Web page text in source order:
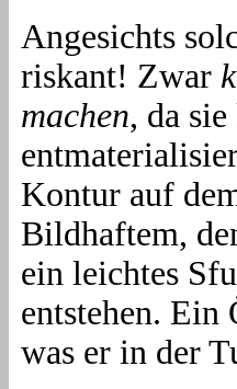
Angesichts
riskant! Zwar
machen, da
Kontur auf
Bildhaftem,
ein leichtes
entstehen.
was er in der